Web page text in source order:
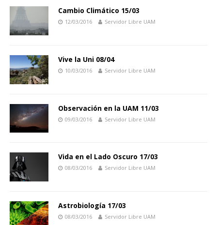
Cambio Climático 15/03
12/03/2016 Servidor Libre UAM
Vive la Uni 08/04
10/03/2016 Servidor Libre UAM
Observación en la UAM 11/03
09/03/2016 Servidor Libre UAM
Vida en el Lado Oscuro 17/03
08/03/2016 Servidor Libre UAM
Astrobiología 17/03
08/03/2016 Servidor Libre UAM